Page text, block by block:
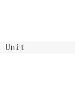
Unit